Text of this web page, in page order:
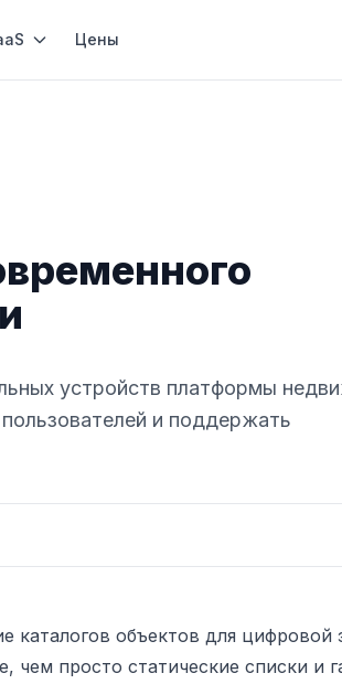
Цены
устройств платформы
и поддержать
каталогов объектов для цифровой
просто статические списки и